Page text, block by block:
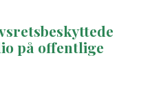
på offentlige